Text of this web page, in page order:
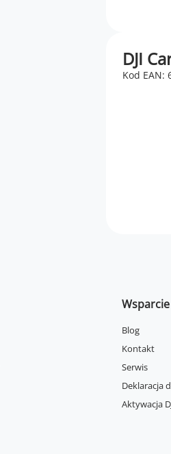
DJI
Kod EAN:
Wsparcie
Blog
Kontakt
Serwis
Deklaracja
Aktywacja